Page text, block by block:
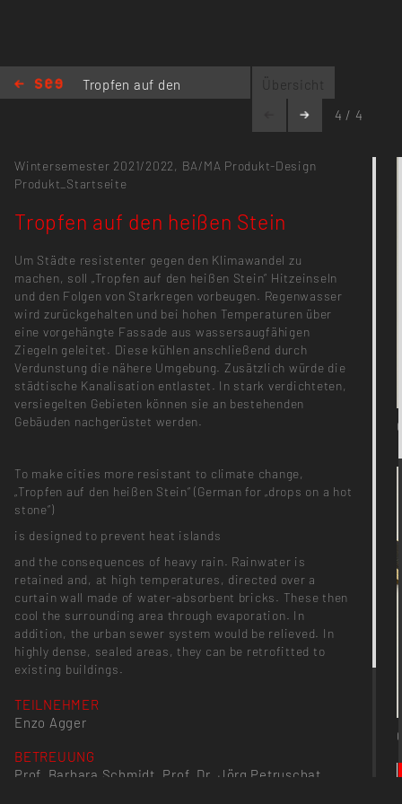
Tropfen auf den
Übersicht
4 / 4
Wintersemester 2021/2022, BA/MA Produkt-Design
Produkt_Startseite
Tropfen auf den heißen Stein
Um Städte resistenter gegen den Klimawandel zu
machen, soll „Tropfen auf den heißen Stein“ Hitzeinseln
und den Folgen von Starkregen vorbeugen. Regenwasser
wird zurückgehalten und bei hohen Temperaturen über
eine vorgehängte Fassade aus wassersaugfähigen
Ziegeln geleitet. Diese kühlen anschließend durch
Verdunstung die nähere Umgebung. Zusätzlich würde die
städtische Kanalisation entlastet. In stark verdichteten,
versiegelten Gebieten können sie an bestehenden
Gebäuden nachgerüstet werden.
To make cities more resistant to climate change,
„Tropfen auf den heißen Stein“ (German for „drops on a hot
stone“)
is designed to prevent heat islands
and the consequences of heavy rain. Rainwater is
retained and, at high temperatures, directed over a
curtain wall made of water-absorbent bricks. These then
cool the surrounding area through evaporation. In
addition, the urban sewer system would be relieved. In
highly dense, sealed areas, they can be retrofitted to
existing buildings.
TEILNEHMER
Enzo Agger
BETREUUNG
Prof. Barbara Schmidt, Prof. Dr. Jörg Petruschat